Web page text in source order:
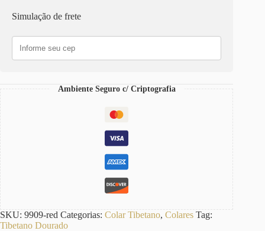
Caquinho
Cerâmica
Banho
Simulação de frete
Ambiente Seguro c/ Criptografia
SKU: 9909-red Categorias: Colar Tibetano, Colares Tag:
Tibetano Dourado